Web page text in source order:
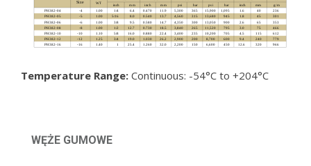
Temperature Range: Continuous: -54°C to +204°C
WĘŻE GUMOWE